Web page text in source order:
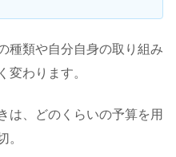
種類や自分自身の取り組み
変わります。
は、どのくらいの予算を用
。